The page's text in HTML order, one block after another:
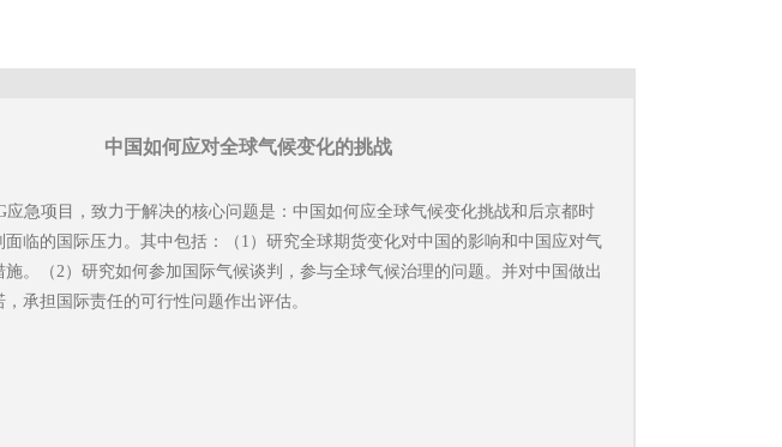
中国如何应对全球气候变化的挑战
应急项目，致力于解决的核心问题是：中国如何应全球气候变化挑战和后京都时
面临的国际压力。其中包括：（1）研究全球期货变化对中国的影响和中国应对气
施。（2）研究如何参加国际气候谈判，参与全球气候治理的问题。并对中国做出
承担国际责任的可行性问题作出评估。